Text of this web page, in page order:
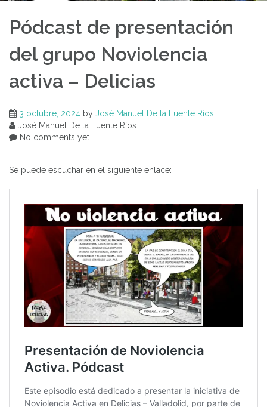
Pódcast de presentación
del grupo Noviolencia
activa – Delicias
3 octubre, 2024 by José Manuel De la Fuente Ríos
José Manuel De la Fuente Ríos
No comments yet
Se puede escuchar en el siguiente enlace: